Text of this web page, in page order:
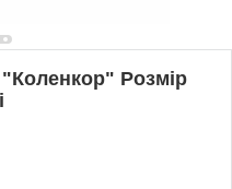
Розмір